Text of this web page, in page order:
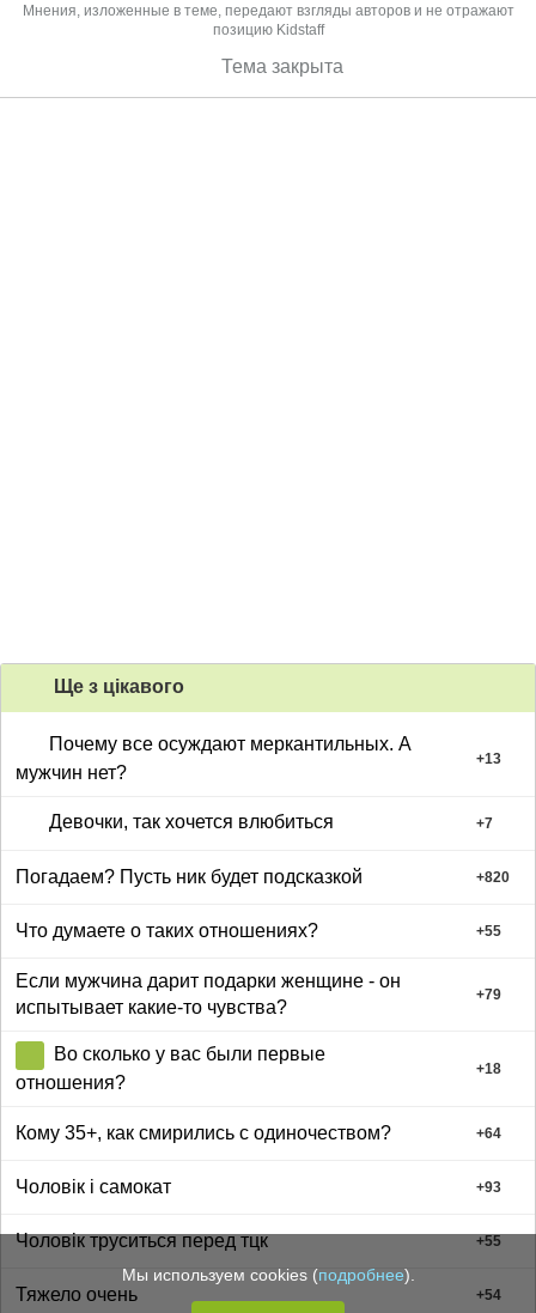
Мнения, изложенные в теме, передают взгляды авторов и не отражают
позицию Kidstaff
Тема закрыта
Ще з цiкавого
Почему все осуждают меркантильных. А
мужчин нет?
+13
Девочки, так хочется влюбиться +7
Погадаем? Пусть ник будет подсказкой +820
Что думаете о таких отношениях? +55
Если мужчина дарит подарки женщине - он
испытывает какие-то чувства?
+79
Во сколько у вас были первые
отношения?
+18
Кому 35+, как смирились с одиночеством? +64
Чоловік і самокат +93
Чоловік труситься перед тцк +55
Тяжело очень +54
Мы используем cookies (подробнее).